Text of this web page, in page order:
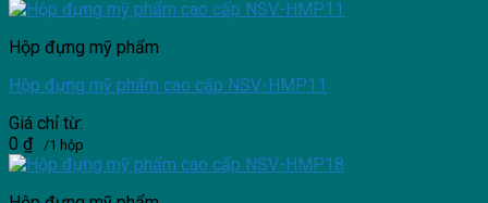
Hộp đựng mỹ phẩm
Hộp đựng mỹ phẩm cao cấp NSV-HMP11
Giá chỉ từ:
0 ₫ /1 hộp